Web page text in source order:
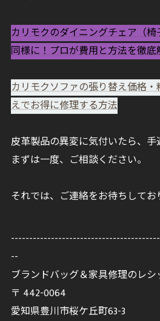
カリモクのダイニングチェア（
同様に！プロが費用と方法を徹底
カリモクソファの張り替え価格
えでお得に修理する方法
皮革製品の異変に気付いたら、
まずは一度、ご相談ください。
それでは、ご連絡をお待ちしてお
--
ブランドバッグ＆家具修理のレシ
〒 442-0064
愛知県豊川市桜ケ丘町63-3